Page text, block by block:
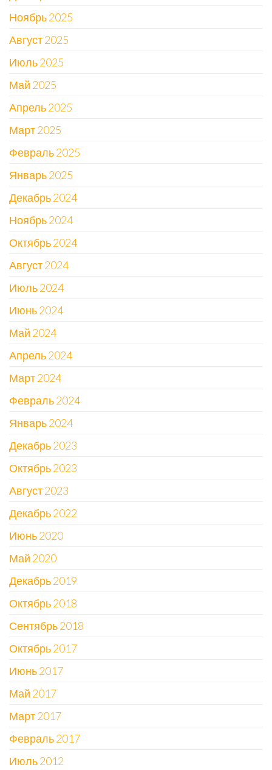
Ноябрь 2025
Август 2025
Июль 2025
Май 2025
Апрель 2025
Март 2025
Февраль 2025
Январь 2025
Декабрь 2024
Ноябрь 2024
Октябрь 2024
Август 2024
Июль 2024
Июнь 2024
Май 2024
Апрель 2024
Март 2024
Февраль 2024
Январь 2024
Декабрь 2023
Октябрь 2023
Август 2023
Декабрь 2022
Июнь 2020
Май 2020
Декабрь 2019
Октябрь 2018
Сентябрь 2018
Октябрь 2017
Июнь 2017
Май 2017
Март 2017
Февраль 2017
Июль 2012